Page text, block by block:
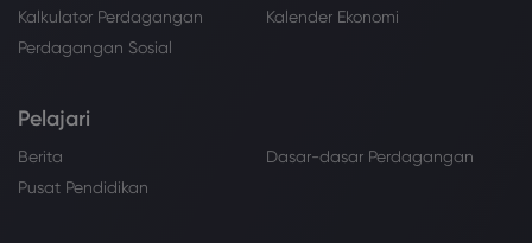
Kalkulator Perdagangan
Kalender Ekonomi
Perdagangan Sosial
Pelajari
Berita
Dasar-dasar Perdagangan
Pusat Pendidikan